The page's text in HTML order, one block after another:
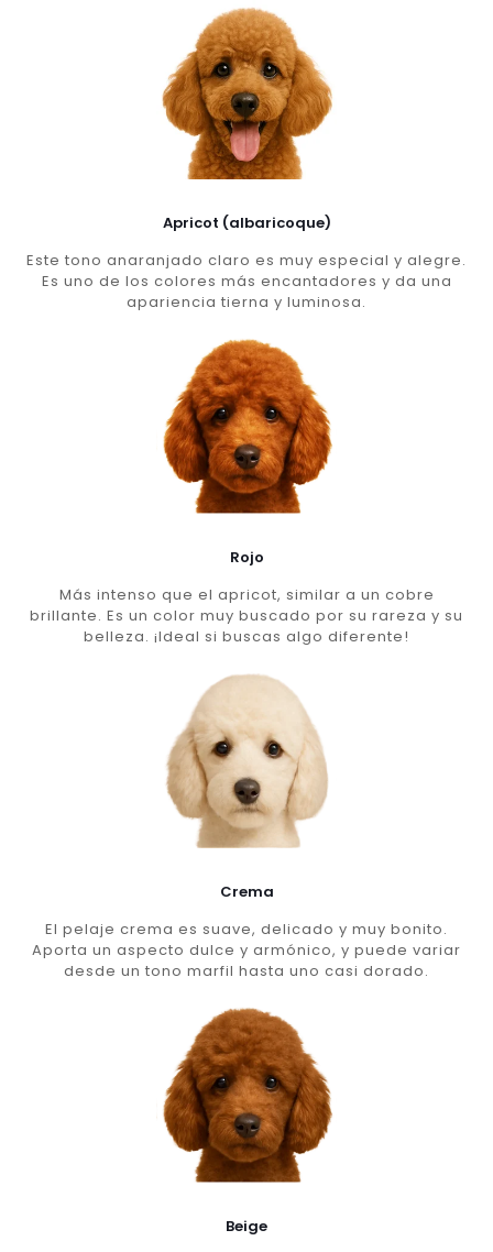
Apricot (albaricoque)
Este tono anaranjado claro es muy especial y alegre.
Es uno de los colores más encantadores y da una
apariencia tierna y luminosa.
Rojo
Más intenso que el apricot, similar a un cobre
brillante. Es un color muy buscado por su rareza y su
belleza. ¡Ideal si buscas algo diferente!
Crema
El pelaje crema es suave, delicado y muy bonito.
Aporta un aspecto dulce y armónico, y puede variar
desde un tono marfil hasta uno casi dorado.
Beige